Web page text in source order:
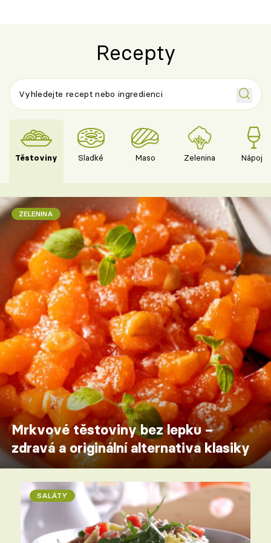
Recepty
Těstoviny Sladké Maso Zelenina Nápoje
ZELENINA
Mrkvové těstoviny bez lepku –
zdravá a originální alternativa klasiky
SALÁTY